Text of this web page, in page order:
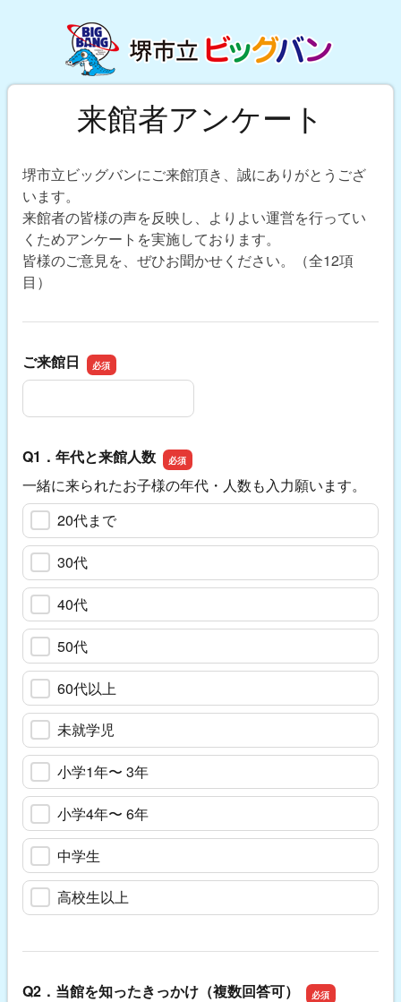
来館者アンケート
堺市立ビッグバンにご来館頂き、誠にありがとうござ
います。
来館者の皆様の声を反映し、よりよい運営を行ってい
くためアンケートを実施しております。
皆様のご意見を、ぜひお聞かせください。（全12項
目）
ご来館日
ご来館日
Q1．年代と来館人数
一緒に来られたお子様の年代・人数も入力願います。
20代まで
30代
40代
50代
60代以上
未就学児
小学1年〜 3年
小学4年〜 6年
中学生
高校生以上
Q2．当館を知ったきっかけ（複数回答可）